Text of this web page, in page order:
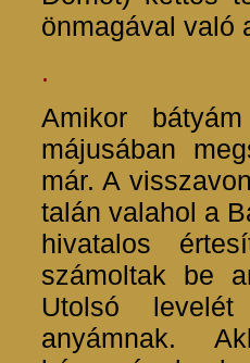
önmagával való
.
Amikor
májusában
már. A
talán valahol a
hivatalos
számoltak be
Utolsó
anyámnak.